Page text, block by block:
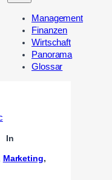
n
Management
Finanzen
Wirtschaft
Panorama
Glossar
In
Marketing